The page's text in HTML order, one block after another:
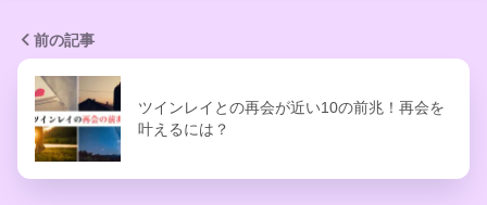
前の記事
ツインレイとの再会が近い10の前兆！再会を
叶えるには？